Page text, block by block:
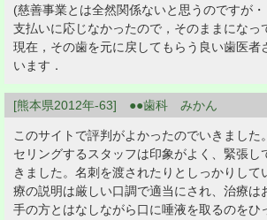
(慈善事業とは全然関係ないと思うのですが
支払いに応じなかったので，そのままになっ
現在，その歯を元に戻してもらう良い歯医者
います．
[熊本県2012年-63] ●●歯科 みかん
このサイトで評判がよかったのでいきました
セリングするスタッフは印象がよく、緊張し
きました。名刺を渡されたりとしっかりして
療の説明は厳しい口調で適当にされ、治療は
手の方とはなしながら口に唾液を取るのをひ